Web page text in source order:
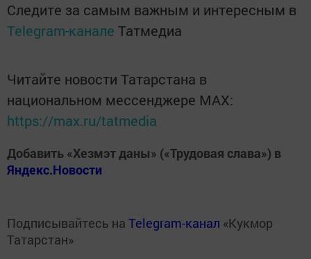
Следите за самым важным и интересным в
Telegram-канале Татмедиа
Читайте новости Татарстана в
национальном мессенджере MАХ:
https://max.ru/tatmedia
Добавить «Хезмэт даны» («Трудовая слава») в
Яндекс.Новости
Подписывайтесь на Telegram-канал «Кукмор
Татарстан»